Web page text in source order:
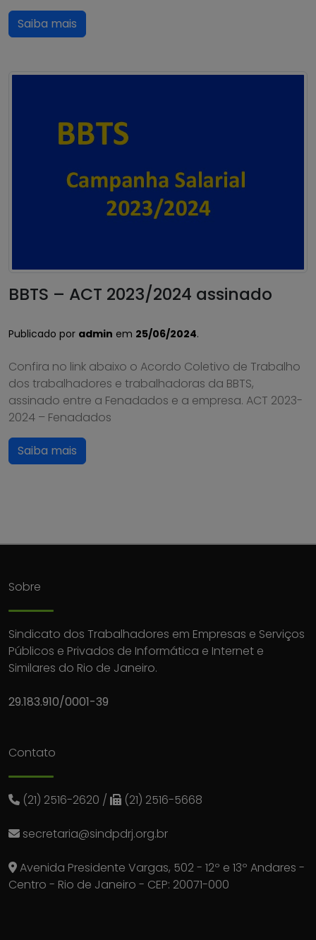
Saiba mais
BBTS – ACT 2023/2024 assinado
Publicado por admin em 25/06/2024.
Confira no link abaixo o Acordo Coletivo de Trabalho
dos trabalhadores e trabalhadoras da BBTS,
assinado entre a Fenadados e a empresa. ACT 2023-
2024 – Fenadados
Saiba mais
Sobre
Sindicato dos Trabalhadores em Empresas e Serviços
Públicos e Privados de Informática e Internet e
Similares do Rio de Janeiro.
29.183.910/0001-39
Contato
(21) 2516-2620 / (21) 2516-5668
secretaria@sindpdrj.org.br
Avenida Presidente Vargas, 502 - 12º e 13º Andares -
Centro - Rio de Janeiro - CEP: 20071-000